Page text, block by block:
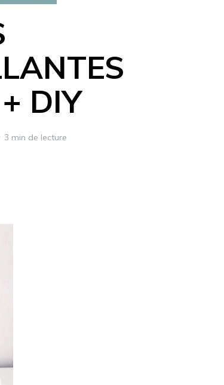
DIY
3 min de lecture